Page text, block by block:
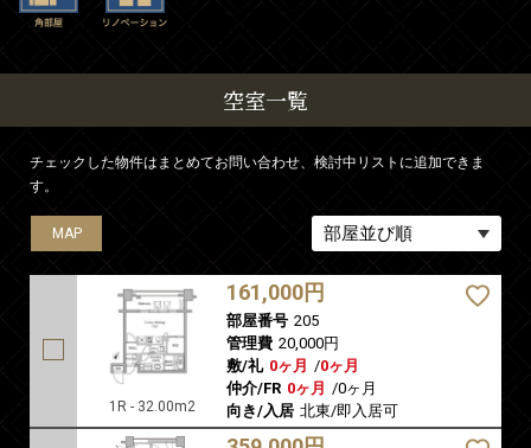
空室一覧
チェックした物件はまとめてお問い合わせ、検討中リストに追加できま
す。
MAP
1R - 32.00m2
161,000円
部屋番号 205
管理費 20,000円
敷/礼 0ヶ月 /0ヶ月
仲介/FR 0ヶ月 /0ヶ月
向き/入居 北東/即入居可
MAP
MAP